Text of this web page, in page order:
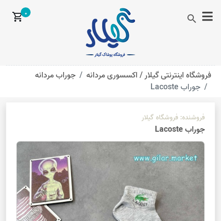
search
shopping_cart0
فروشگاه اینترنتی گیلار /اکسسوری مردانه
جوراب مردانه
جوراب Lacoste
فروشنده: فروشگاه گیلار
جوراب Lacoste